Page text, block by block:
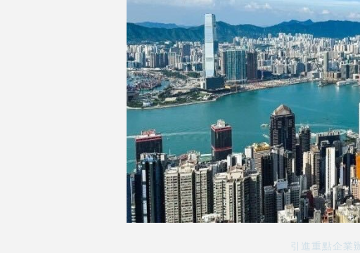
引進重點企業